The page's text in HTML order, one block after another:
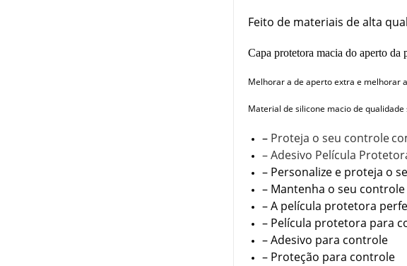
Feito de materiais de alta
Capa protetora macia do aperto
Melhorar a de aperto extra e melhorar
Material de silicone macio de
– Proteja o seu controle
– Adesivo Película
– Personalize e proteja o
– Mantenha o seu
– A película protetora
– Película protetora para
– Adesivo para controle
– Proteção para controle